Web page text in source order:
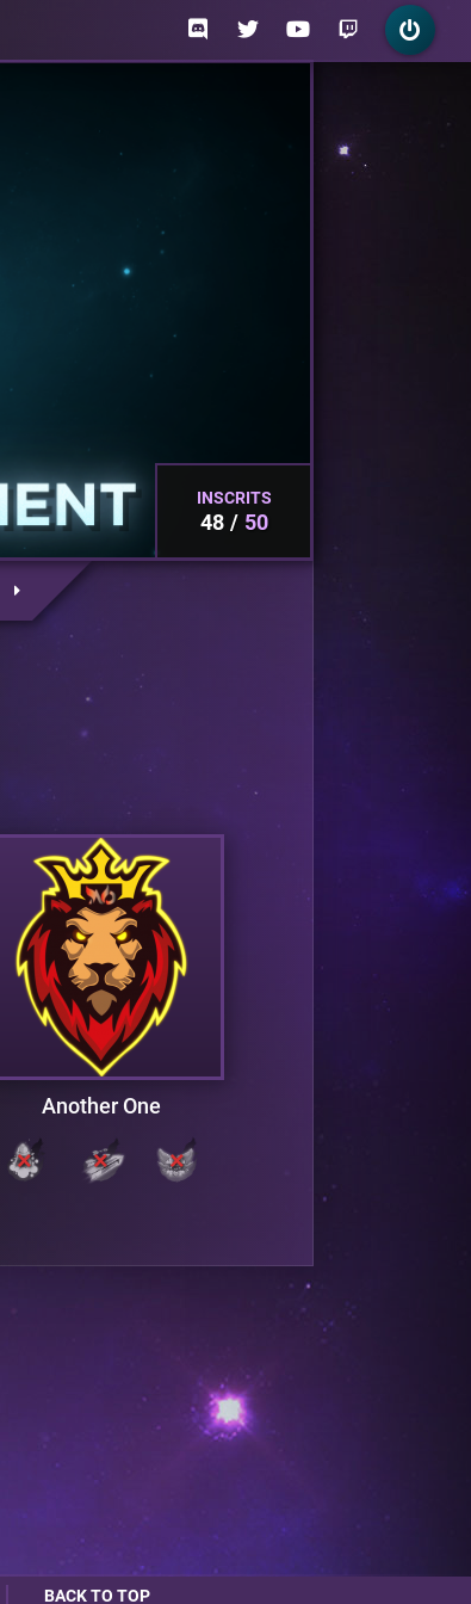
INSCRITS
48 50
Another One
BACK TO TOP